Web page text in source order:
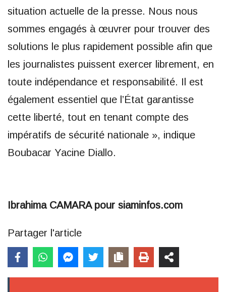
situation actuelle de la presse. Nous nous
sommes engagés à œuvrer pour trouver des
solutions le plus rapidement possible afin que
les journalistes puissent exercer librement, en
toute indépendance et responsabilité. Il est
également essentiel que l’État garantisse
cette liberté, tout en tenant compte des
impératifs de sécurité nationale », indique
Boubacar Yacine Diallo.
Ibrahima CAMARA pour siaminfos.com
Partager l'article